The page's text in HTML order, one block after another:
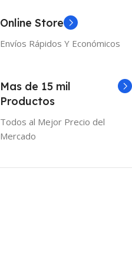
Online Store
Envíos Rápidos Y Económicos
Mas de 15 mil
Productos
Todos al Mejor Precio del
Mercado